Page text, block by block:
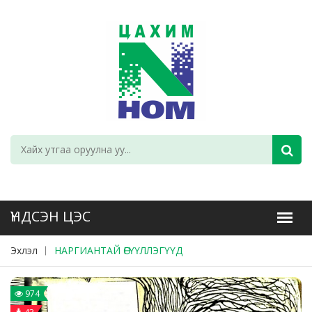
Эхлэл НАРГИАНТАЙ ӨГҮҮЛЛЭГҮҮД
974